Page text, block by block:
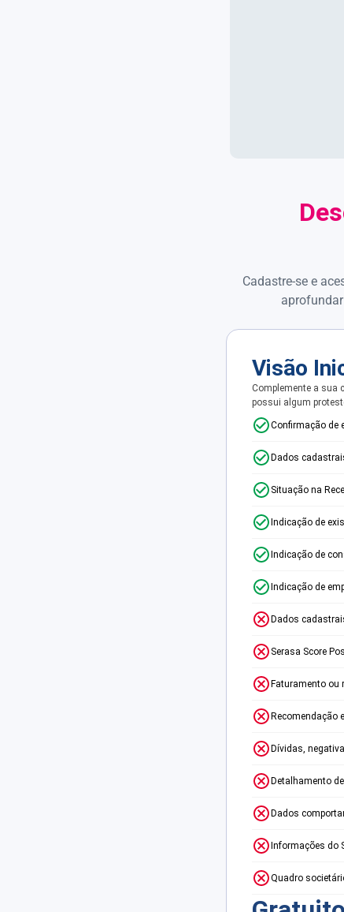
Cadastre-se e
Visão
Complemente a sua
possui algum
Confirmação de
Dados
Situação na
Indicação de
Indicação de
Indicação de
Dados
Serasa Score
Faturamento ou
Recomendação
Dívidas,
Detalhamento
Dados
Informações do
Quadro